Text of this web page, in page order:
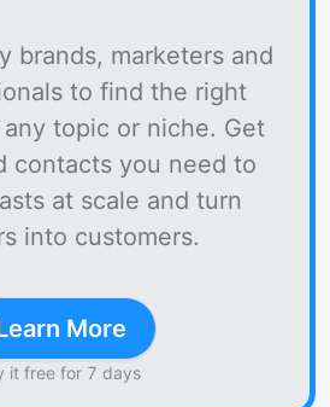
brands, marketers and
to find the right
topic or niche. Get
contacts you need to
at scale and turn
into customers.
More
it free for 7 days